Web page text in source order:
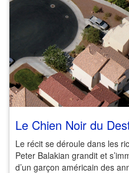
Le Chien Noir du
Le récit se déroule dans les
Peter Balakian grandit et
d’un garçon américain des